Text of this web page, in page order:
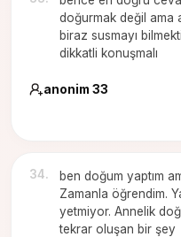
doğurmak değil ama
biraz susmayı
dikkatli konuşmalı
anonim 33
34.
ben doğum yaptım
Zamanla öğrendim.
yetmiyor. Annelik
tekrar oluşan bir şey